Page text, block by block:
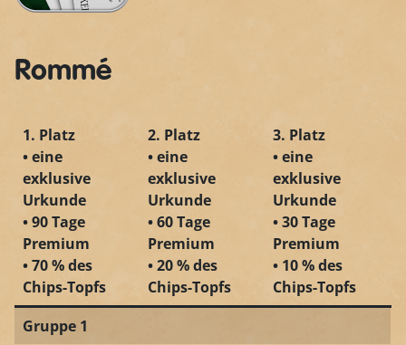
Rommé
1. Platz
• eine
exklusive
Urkunde
• 90 Tage
Premium
• 70 % des
Chips-Topfs
2. Platz
• eine
exklusive
Urkunde
• 60 Tage
Premium
• 20 % des
Chips-Topfs
3. Platz
• eine
exklusive
Urkunde
• 30 Tage
Premium
• 10 % des
Chips-Topfs
Gruppe 1